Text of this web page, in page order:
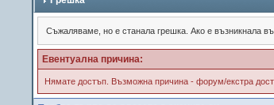
Съжалявамe, но е станала грешка. Ако е възникнала
Евентуална причина:
Нямате достъп. Възможна причина - форум/екстра